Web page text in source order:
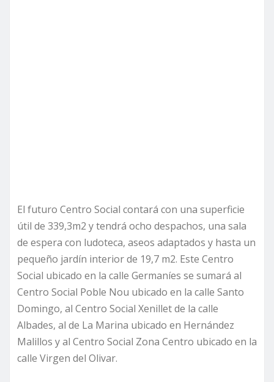
El futuro Centro Social contará con una superficie
útil de 339,3m2 y tendrá ocho despachos, una sala
de espera con ludoteca, aseos adaptados y hasta un
pequeño jardín interior de 19,7 m2. Este Centro
Social ubicado en la calle Germaníes se sumará al
Centro Social Poble Nou ubicado en la calle Santo
Domingo, al Centro Social Xenillet de la calle
Albades, al de La Marina ubicado en Hernández
Malillos y al Centro Social Zona Centro ubicado en la
calle Virgen del Olivar.